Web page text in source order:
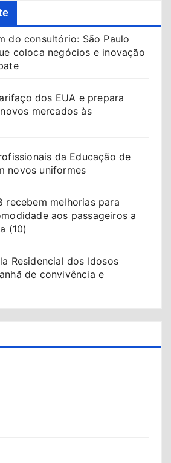
do consultório: São Paulo
coloca negócios e inovação
dos EUA e prepara
mercados às
da Educação de
novos uniformes
recebem melhorias para
aos passageiros a
(10)
Residencial dos Idosos
de convivência e